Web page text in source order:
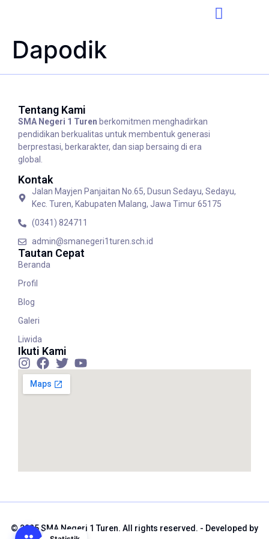
Dapodik
Tentang Kami
SMA Negeri 1 Turen berkomitmen menghadirkan
pendidikan berkualitas untuk membentuk generasi
berprestasi, berkarakter, dan siap bersaing di era
global.
Kontak
Jalan Mayjen Panjaitan No.65, Dusun Sedayu, Sedayu,
Kec. Turen, Kabupaten Malang, Jawa Timur 65175
(0341) 824711
admin@smanegeri1turen.sch.id
Tautan Cepat
Beranda
Profil
Blog
Galeri
Liwida
Ikuti Kami
© 2025 SMA Negeri 1 Turen. All rights reserved. - Developed by